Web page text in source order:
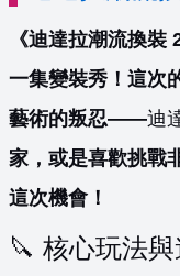
《迪達拉潮流換
一集變裝秀！這次
藝術的叛忍——迪
家，或是喜歡挑戰
這次機會！
🔪 核心玩法